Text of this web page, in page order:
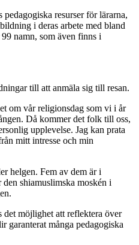
resurser för lärarna,
i deras arbete med bland
namn, som även finns i
till att anmäla sig till resan.
om vår religionsdag som vi i år
Då kommer det folk till oss,
upplevelse. Jag kan prata
mitt intresse och min
helgen. Fem av dem är i
shiamuslimska moskén i
det möjlighet att reflektera över
garanterat många pedagogiska